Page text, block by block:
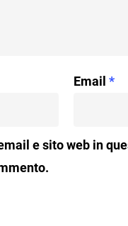
Email*
e sito web in